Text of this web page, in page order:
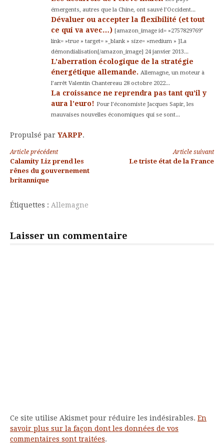
émergents, autres que la Chine, ont sauvé l’Occident...
Dévaluer ou accepter la flexibilité (et tout
ce qui va avec…) [amazon_image id= »2757829769″
link= »true » target= »_blank » size= »medium » ]La
démondialisation[/amazon_image] 24 janvier 2013...
L’aberration écologique de la stratégie
énergétique allemande. Allemagne, un moteur à
l’arrêt Valentin Chantereau 28 octobre 2022...
La croissance ne reprendra pas tant qu’il y
aura l’euro! Pour l’économiste Jacques Sapir, les
mauvaises nouvelles économiques qui se sont...
Propulsé par YARPP.
Lire
la
Article précédent
Calamity Liz prend les
rênes du gouvernement
britannique
Article suivant
Le triste état de la France
Étiquettes : Allemagne
Laisser un commentaire
Ce site utilise Akismet pour réduire les indésirables. En
savoir plus sur la façon dont les données de vos
commentaires sont traitées.